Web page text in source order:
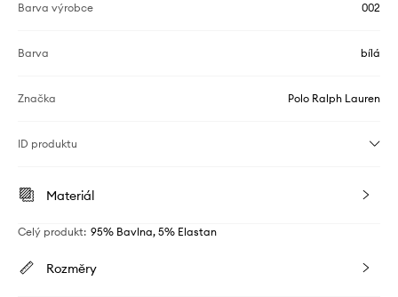
Barva výrobce 002
Barva bílá
Značka Polo Ralph Lauren
ID produktu
Materiál
Celý produkt: 95% Bavlna, 5% Elastan
Rozměry